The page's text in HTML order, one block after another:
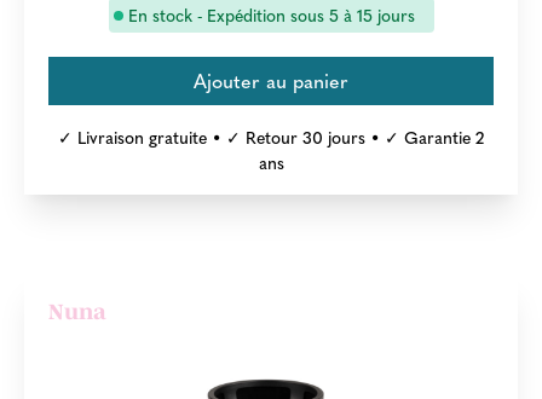
En stock - Expédition sous 5 à 15 jours
✓ Livraison gratuite • ✓ Retour 30 jours • ✓ Garantie 2
ans
Nuna